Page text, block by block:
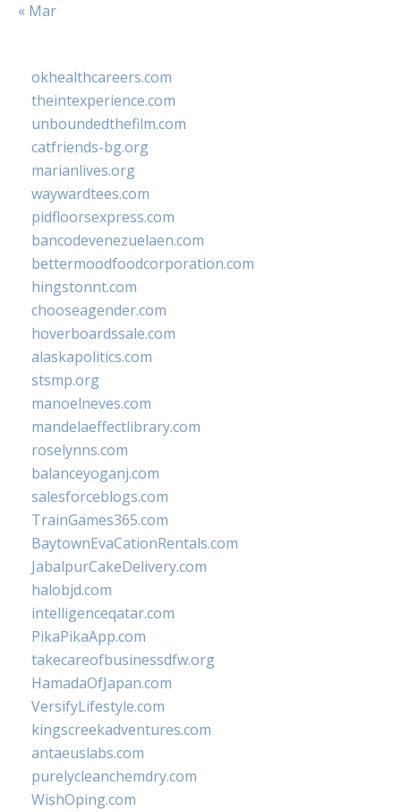
« Mar
okhealthcareers.com
theintexperience.com
unboundedthefilm.com
catfriends-bg.org
marianlives.org
waywardtees.com
pidfloorsexpress.com
bancodevenezuelaen.com
bettermoodfoodcorporation.com
hingstonnt.com
chooseagender.com
hoverboardssale.com
alaskapolitics.com
stsmp.org
manoelneves.com
mandelaeffectlibrary.com
roselynns.com
balanceyoganj.com
salesforceblogs.com
TrainGames365.com
BaytownEvaCationRentals.com
JabalpurCakeDelivery.com
halobjd.com
intelligenceqatar.com
PikaPikaApp.com
takecareofbusinessdfw.org
HamadaOfJapan.com
VersifyLifestyle.com
kingscreekadventures.com
antaeuslabs.com
purelycleanchemdry.com
WishOping.com